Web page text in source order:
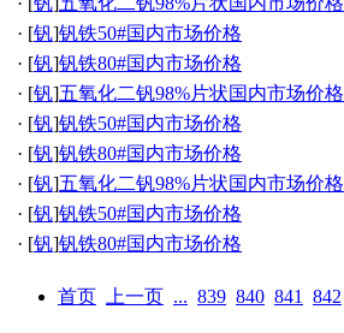
· [钒]钒铁50#国内市场价格
· [钒]钒铁80#国内市场价格
· [钒]五氧化二钒98%片状国内市场价格
· [钒]钒铁50#国内市场价格
· [钒]钒铁80#国内市场价格
· [钒]五氧化二钒98%片状国内市场价格
· [钒]钒铁50#国内市场价格
· [钒]钒铁80#国内市场价格
首页 上一页 ... 839 840 841 842